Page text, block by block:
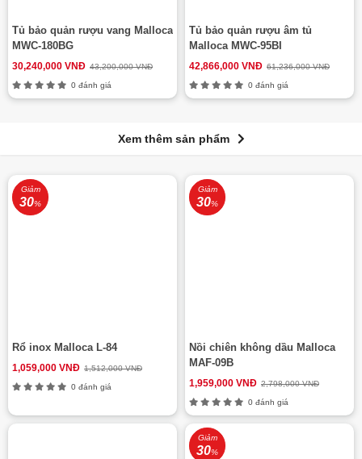
Tủ bảo quản rượu vang Malloca
MWC-180BG
30,240,000 VNĐ 43,200,000 VNĐ
0 đánh giá
Tủ bảo quản rượu âm tủ
Malloca MWC-95BI
42,866,000 VNĐ 61,236,000 VNĐ
0 đánh giá
Xem thêm sản phẩm
Giảm
30%
Rổ inox Malloca L-84
1,059,000 VNĐ 1,512,000 VNĐ
0 đánh giá
Giảm
30%
Nồi chiên không dầu Malloca
MAF-09B
1,959,000 VNĐ 2,798,000 VNĐ
0 đánh giá
Giảm
30%